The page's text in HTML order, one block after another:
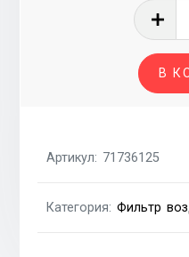
В
Артикул: 71736125
Категория:Фильтр